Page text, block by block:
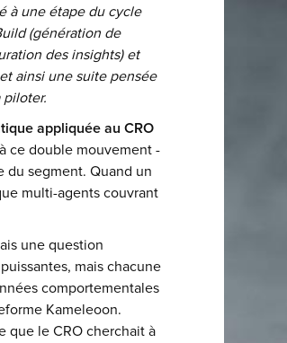
à une étape du cycle
(génération de
des insights) et
ainsi une suite pensée
piloter.
appliquée au CRO
ce double mouvement -
du segment. Quand un
multi-agents couvrant
une question
mais chacune
comportementales
Kameleoon.
que le CRO cherchait à